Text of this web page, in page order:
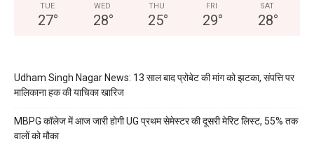
TUE
27°
WED
28°
THU
25°
FRI
29°
SAT
28°
Udham Singh Nagar News: 13 साल बाद प्रोबेट की मांग को झटका, संपत्ति पर
मालिकाना हक की याचिका खारिज
MBPG कॉलेज में आज जारी होगी UG प्रथम सेमेस्टर की दूसरी मेरिट लिस्ट, 55% तक
वालों को मौका